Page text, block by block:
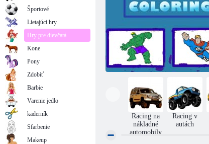
Racing na
nákladné
automobily
Racing v
autách
Športové
Lietajúci hry
Hry pre dievčatá
Kone
Pony
Zdobiť
Barbie
Varenie jedlo
kaderník
Sfarbenie
Makeup